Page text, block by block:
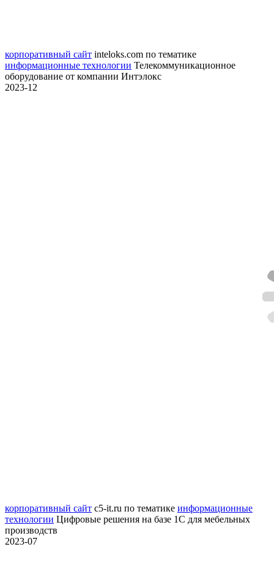
корпоративный сайт inteloks.com по тематике
информационные технологии Телекоммуникационное
оборудование от компании Интэлокс
2023-12
корпоративный сайт c5-it.ru по тематике информационные
технологии Цифровые решения на базе 1С для мебельных
производств
2023-07